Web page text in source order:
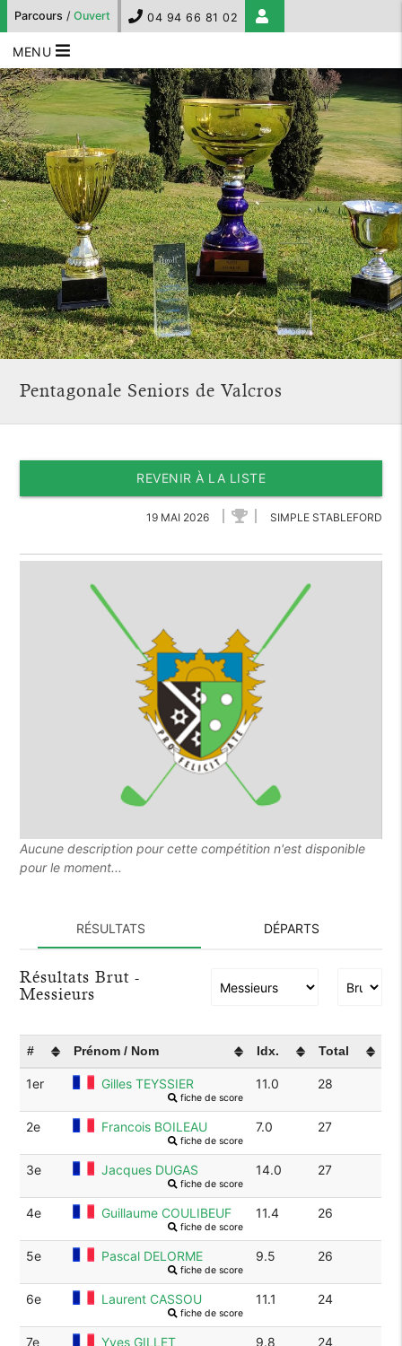
Parcours / Ouvert 04 94 66 81 02
MENU
Pentagonale Seniors de Valcros
REVENIR À LA LISTE
19 MAI 2026 SIMPLE STABLEFORD
Aucune description pour cette compétition n'est disponible
pour le moment...
RÉSULTATS DÉPARTS
Résultats Brut -
Messieurs
# Prénom / Nom Idx. Total
1er Gilles TEYSSIER
fiche de score
11.0 28
2e Francois BOILEAU
fiche de score
7.0 27
3e Jacques DUGAS
fiche de score
14.0 27
4e Guillaume COULIBEUF
fiche de score
11.4 26
5e Pascal DELORME
fiche de score
9.5 26
6e Laurent CASSOU
fiche de score
11.1 24
7e Yves GILLET 9.8 24